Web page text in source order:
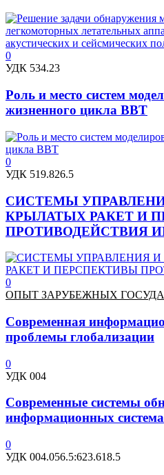
0
УДК 534.23
Роль и место систем
жизненного цикла ВВТ
0
УДК 519.826.5
СИСТЕМЫ
КРЫЛАТЫХ РАКЕТ И
ПРОТИВОДЕЙСТВИЯ
0
ОПЫТ ЗАРУБЕЖНЫХ
Современная
проблемы глобализации
0
УДК 004
Современные системы
информационных
0
УДК 004.056.5:623.618.5